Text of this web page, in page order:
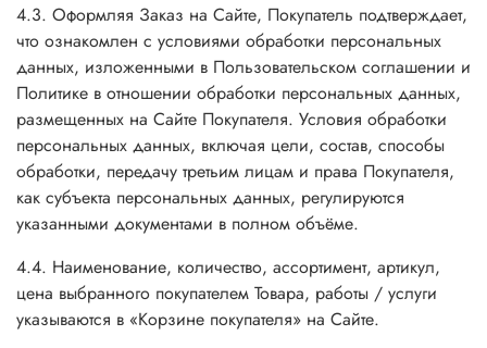
4.3. Оформляя Заказ на Сайте, Покупатель подтверждает,
что ознакомлен с условиями обработки персональных
данных, изложенными в Пользовательском соглашении и
Политике в отношении обработки персональных данных,
размещенных на Сайте Покупателя. Условия обработки
персональных данных, включая цели, состав, способы
обработки, передачу третьим лицам и права Покупателя,
как субъекта персональных данных, регулируются
указанными документами в полном объёме.
4.4. Наименование, количество, ассортимент, артикул,
цена выбранного покупателем Товара, работы / услуги
указываются в «Корзине покупателя» на Сайте.